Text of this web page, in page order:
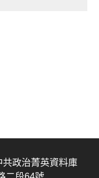
政治菁英資料庫